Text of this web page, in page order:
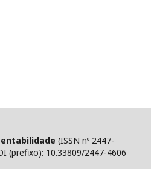
(ISSN nº 2447-
(prefixo): 10.33809/2447-4606